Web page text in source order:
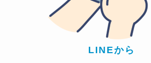
LINEから